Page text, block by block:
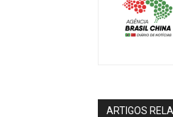
ARTIGOS